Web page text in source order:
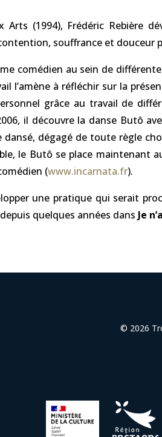
Arts (1994), Frédéric Rebière
souffrance et douceur
comédien au sein de
l’amène à réfléchir sur la
grâce au travail de
il découvre la danse Butô
dansé, dégagé de toute règle
le Butô se place maintenant
(www.incarnata.fr).
une pratique qui serait
quelques années dans Je
© 2026